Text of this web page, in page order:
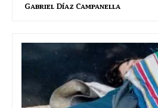
Gabriel Díaz Campanella